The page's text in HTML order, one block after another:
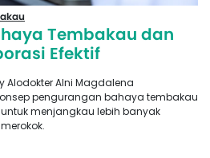
Tembakau dan
Efektif
Alodokter Alni Magdalena
pengurangan bahaya tembakau
menjangkau lebih banyak